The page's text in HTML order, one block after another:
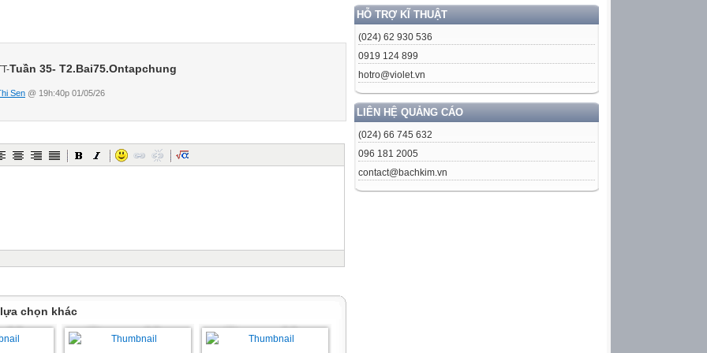
HỖ TRỢ KĨ THUẬT
(024) 62 930 536
0919 124 899
hotro@violet.vn
LIÊN HỆ QUẢNG CÁO
(024) 66 745 632
096 181 2005
contact@bachkim.vn
Tuần 35- T2.Bai75.Ontapchung
Sen @ 19h:40p 01/05/26
chọn khác